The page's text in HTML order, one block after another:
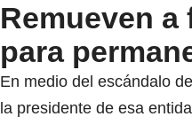
Remueven
para
En medio del escándalo
la presidente de esa